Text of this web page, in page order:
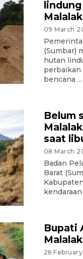
Malalak
09 March
(Sumbar)
hutan
perbaikan
bencana ...
Belum
saat
08 March
Badan
Barat
Bupati
26